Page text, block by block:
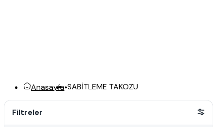
Anasayfa•SABİTLEME TAKOZU
Filtreler